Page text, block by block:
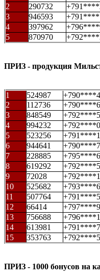
2
290732
3
946593
4
397962
5
870970
ПРИЗ - продукция
1 524987
2
112736
3
848549
4
994232
5
523256
6
944641
7
228885
8
619292
9
72028
10
525682
11
507764
12
66414
13
756688
14
613981
15
353763
ПРИЗ - 1000 бонусов на